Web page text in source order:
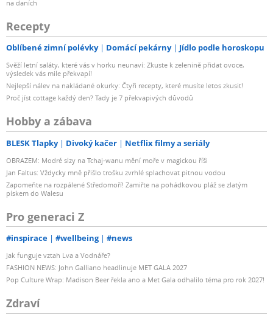
na daních
Recepty
Oblíbené zimní polévky Domácí pekárny Jídlo podle horoskopu
Svěží letní saláty, které vás v horku neunaví: Zkuste k zelenině přidat ovoce,
výsledek vás mile překvapí!
Nejlepší nálev na nakládané okurky: Čtyři recepty, které musíte letos zkusit!
Proč jíst cottage každý den? Tady je 7 překvapivých důvodů
Hobby a zábava
BLESK Tlapky Divoký kačer Netflix filmy a seriály
OBRAZEM: Modré slzy na Tchaj-wanu mění moře v magickou říši
Jan Faltus: Vždycky mně přišlo trošku zvrhlé splachovat pitnou vodou
Zapomeňte na rozpálené Středomoří! Zamiřte na pohádkovou pláž se zlatým
pískem do Walesu
Pro generaci Z
#inspirace #wellbeing #news
Jak funguje vztah Lva a Vodnáře?
FASHION NEWS: John Galliano headlinuje MET GALA 2027
Pop Culture Wrap: Madison Beer řekla ano a Met Gala odhalilo téma pro rok 2027!
Zdraví